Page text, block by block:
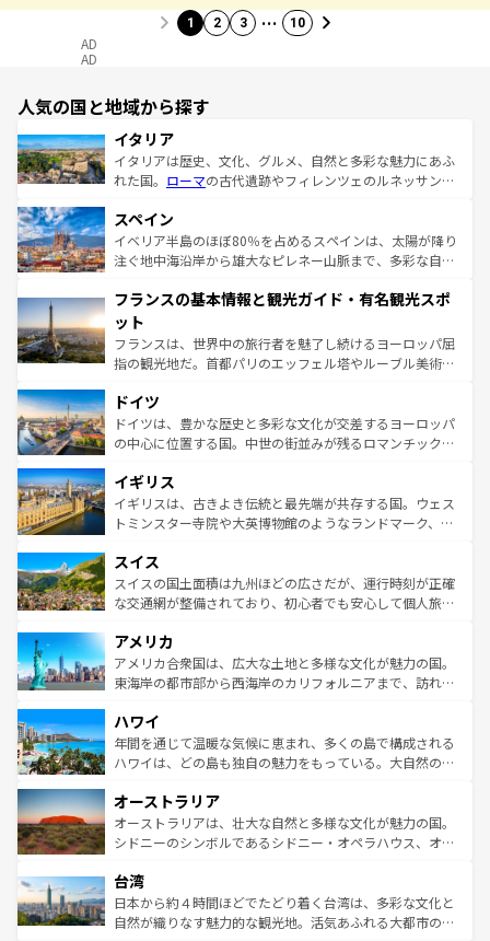
1 2 3 … 10
AD
AD
人気の国と地域から探す
イタリア
イタリアは歴史、文化、グルメ、自然と多彩な魅力にあふ
れた国。 ローマの古代遺跡やフィレンツェのルネッサンス
ろん、トスカーナの美しい田園風景やアマルフィ海岸の絶
景など、自然景観も見逃せない。観光の合間には、本場の
ピザやパスタなど、絶品のイタリア料理を堪能することも
ませてくれるイタリアで、忘れられない旅をしてみよう！
なお、新着のイタリア情報は
しい。
スペイン
イベリア半島のほぼ80％を占めるスペインは、太陽が降り
注ぐ地中海沿岸から雄大なピレネー山脈まで、多彩な自然
文化が根付くこの国では、情熱的なフラメンコ、熱気あふ
れる闘牛、そして美味しいタパスが生活の一部となってい
る。首都マドリードの洗練された雰囲気や、バルセロナの
アートに溢れた街角から、地方では古代ローマ遺跡や中世
せる。地方によって風土や気候が異なるスペインはその個
性で訪れる人を魅了する。 なお、新着のスペイン情報は コ
ンテンツ一覧を参照してほしい。
フランスの基本情報と観光ガイド・有名観光スポ
ット
フランスは、世界中の旅行者を魅了し続けるヨーロッパ屈
指の観光地だ。首都パリのエッフェル塔やルーブル美術館
で、幅広い魅力が詰まっている。華麗な宮殿、歴史的な大
聖堂、美しいビーチ、そして豊かな自然が、訪れる者を心
から魅了する。また、フランスは美食の国としても知ら
いる。シャンパンの発祥地であるランス、プロヴァンスの
香り高いラベンダー畑など、多彩な楽しみ方が可能だ。さ
らに、パリ以外の地域にも魅力が溢れており、どの街角に
れる地方に足を運ぶとそれぞれで全く異なる文化を体験で
きるだろう。 なお、新着のフランス情報はコンテンツ一覧
を参照してほしい。
ドイツ
ドイツは、豊かな歴史と多彩な文化が交差するヨーロッパ
の中心に位置する国。中世の街並みが残るロマンチック街
顔を持つこの国は、どこを歩いても飽きることがない。ベ
ルリンの文化的活気、バイエルン州のアルプスの絶景、そ
してライン川沿いのワイン畑といった風景は必見。ビール
は、お酒好きな人にはぜひ体験してほしい。 なお、新着の
ドイツ情報はコンテンツ一覧を参照してほしい。
イギリス
イギリスは、古きよき伝統と最先端が共存する国。ウェス
トミンスター寺院や大英博物館のようなランドマーク、歴
リアごとに異なる魅力がある。また、優雅なアフタヌーン
ティー、ビール好きにはたまらない英国パブ、サッカー観
戦など、本場だからこそできる体験も豊富。イギリスを旅
ンツ一覧を参照してほしい。
スイス
スイスの国土面積は九州ほどの広さだが、運行時刻が正確
な交通網が整備されており、初心者でも安心して個人旅行
の建物がそのまま残る町や、スイスならではのユニークな
博物館もあり、アルプス観光だけでなく町歩きも満喫する
ことができる。国民の所得が高いため物価も高いが、旅行
ば市内交通費無料で観光を楽しむこともできる。 なお、新
着のスイス情報はコンテンツ一覧 を参照してほしい。
アメリカ
アメリカ合衆国は、広大な土地と多様な文化が魅力の国。
東海岸の都市部から西海岸のカリフォルニアまで、訪れる
のような巨大都市は、観光、ショッピング、エンターテイ
ンメントが詰まった刺激的なスポットだ。一方、アメリカ
西部には大自然が広がり、グランドキャニオンやイエロー
部のニューオーリンズでは、音楽と美食が融合した独特の
文化が魅力。旅行者はアメリカの各地域で異なる魅力を楽
しみながら、その多様性と豊かな歴史を感じることができ
ならではの贅沢な旅のスタイルだ。 なお、新着のアメリカ
情報はコンテンツ一覧を参照してほしい。
ハワイ
年間を通じて温暖な気候に恵まれ、多くの島で構成される
ハワイは、どの島も独自の魅力をもっている。大自然の神
ワイ島は見逃せない。また、定番の観光地といえばオアフ
島だが、静かな自然を求めるならマウイ島やカウアイ島が
おすすめ。エメラルドグリーンに輝く海をはじめ、豊かな
れるおもてなしの心で訪れる人々を迎えてくれるハワイの
人々、おいしいローカルフードやハワイアンミュージッ
ク、伝統的なフラダンスなど、すべてがハワイの魅力を彩
オーストラリア
オーストラリアは、壮大な自然と多様な文化が魅力の国。
シドニーのシンボルであるシドニー・オペラハウス、オー
リアリーフや大陸中央部にそびえるウルル（エアーズロッ
ク）、タスマニアの美しい原生林やケアンズの熱帯雨林な
ど、見どころがたくさん。また、カフェやワイン、オージ
台湾
日本から約４時間ほどでたどり着く台湾は、多彩な文化と
自然が織りなす魅力的な観光地。活気あふれる大都市の台